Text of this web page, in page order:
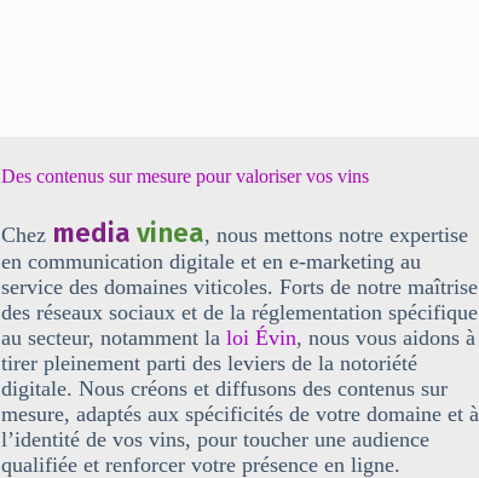
Des contenus sur mesure pour valoriser vos vins
Chez media vinea, nous mettons notre expertise
en communication digitale et en e-marketing au
service des domaines viticoles. Forts de notre maîtrise
des réseaux sociaux et de la réglementation spécifique
au secteur, notamment la loi Évin, nous vous aidons à
tirer pleinement parti des leviers de la notoriété
digitale. Nous créons et diffusons des contenus sur
mesure, adaptés aux spécificités de votre domaine et à
l’identité de vos vins, pour toucher une audience
qualifiée et renforcer votre présence en ligne.